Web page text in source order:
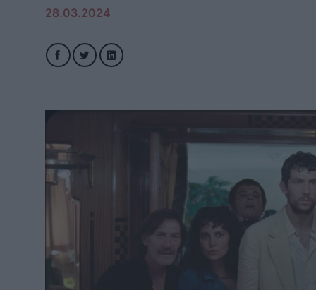
28.03.2024